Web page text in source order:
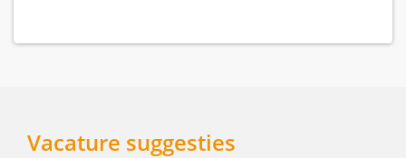
Vacature suggesties